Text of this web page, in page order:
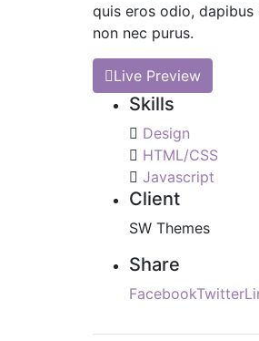
quis eros odio,
non nec purus.
Live Preview
Skills
Design
HTML/CSS
Javascript
Client
SW Themes
Share
FacebookTwitter